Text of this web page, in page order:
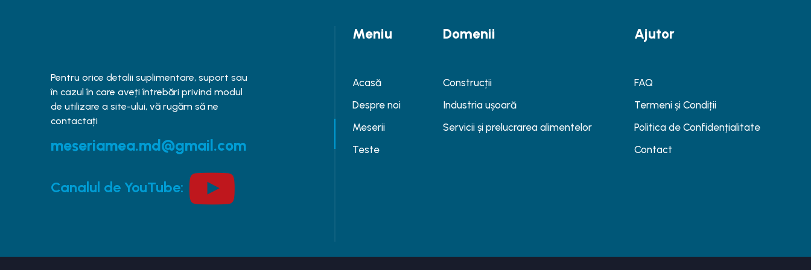
Pentru orice detalii suplimentare, suport sau
în cazul în care aveți întrebări privind modul
de utilizare a site-ului, vă rugăm să ne
contactați
meseriamea.md@gmail.com
Canalul de YouTube:
Meniu
Acasă
Despre noi
Meserii
Teste
Domenii
Construcții
Industria ușoară
Servicii și prelucrarea alimentelor
Ajutor
FAQ
Termeni și Condiții
Politica de Confidențialitate
Contact